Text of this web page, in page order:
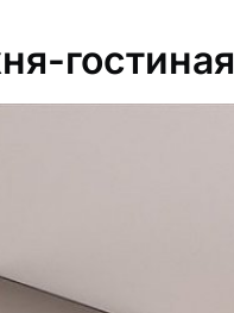
гостиная